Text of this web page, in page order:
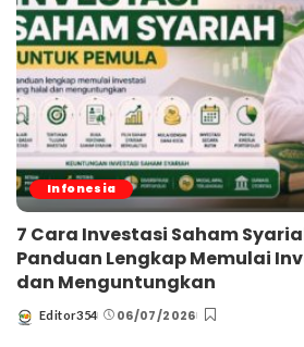
Infonesia
7 Cara Investasi Saham
Panduan Lengkap Memulai
dan Menguntungkan
Posted
Editor354 06/07/2026